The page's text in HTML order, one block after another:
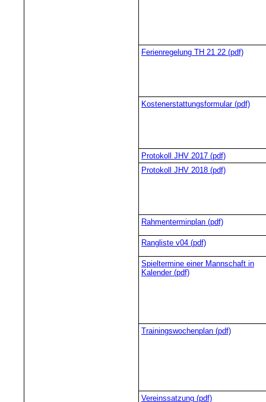
Ferienregelung TH 21 22 (pdf)
Kostenerstattungsformular (pdf)
Protokoll JHV 2017 (pdf)
Protokoll JHV 2018 (pdf)
Rahmenterminplan (pdf)
Rangliste v04 (pdf)
Spieltermine einer Mannschaft in
Kalender (pdf)
Trainingswochenplan (pdf)
Vereinssatzung (pdf)